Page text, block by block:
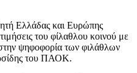
Ελλάδας και Ευρώπης
του φίλαθλου κοινού με
ψηφοφορία των φιλάθλων
του ΠΑΟΚ.